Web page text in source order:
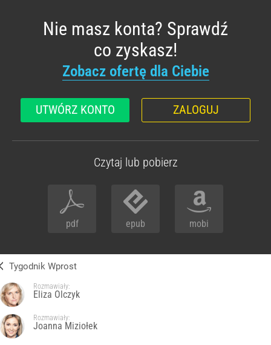
Nie masz konta? Sprawdź
co zyskasz!
Zobacz ofertę dla Ciebie
UTWÓRZ KONTO ZALOGUJ
Czytaj lub pobierz
pdf epub mobi
Tygodnik Wprost
Rozmawiały:
Eliza Olczyk
Rozmawiały:
Joanna Miziołek